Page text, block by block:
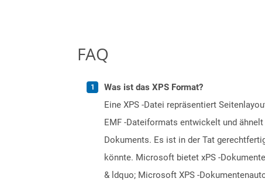
FAQ
Was ist das XPS Format?
Eine XPS -Datei repräsentiert
EMF -Dateiformats entwickelt und
Dokuments. Es ist in der Tat
könnte. Microsoft bietet xPS -
& ldquo; Microsoft XPS -